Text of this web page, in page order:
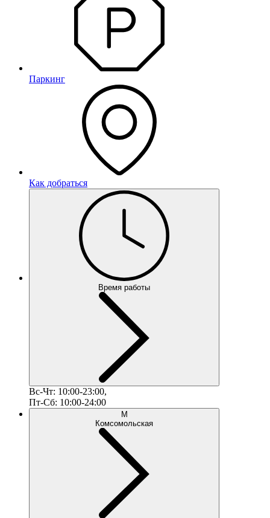
Паркинг
Как добраться
Время работы
Вс-Чт: 10:00-23:00,
Пт-Сб: 10:00-24:00
М
Комсомольская